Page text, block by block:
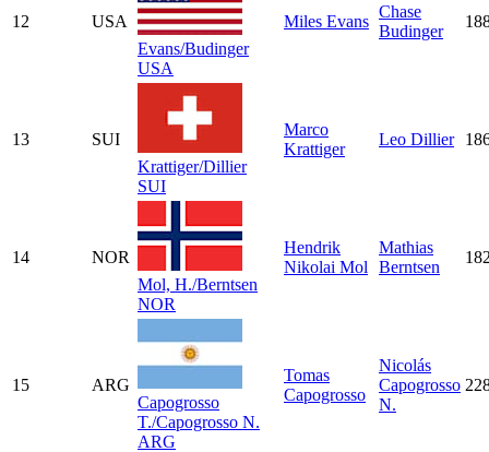
12
USA
Evans/Budinger
USA
Miles Evans
Chase
Budinger
13
SUI
Krattiger/Dillier
SUI
Marco
Krattiger
Leo Dillier
14
NOR
Mol, H./Berntsen
NOR
Hendrik
Nikolai Mol
Mathias
Berntsen
15
ARG
Capogrosso
T./Capogrosso N.
ARG
Tomas
Capogrosso
Nicolás
Capogrosso
N.